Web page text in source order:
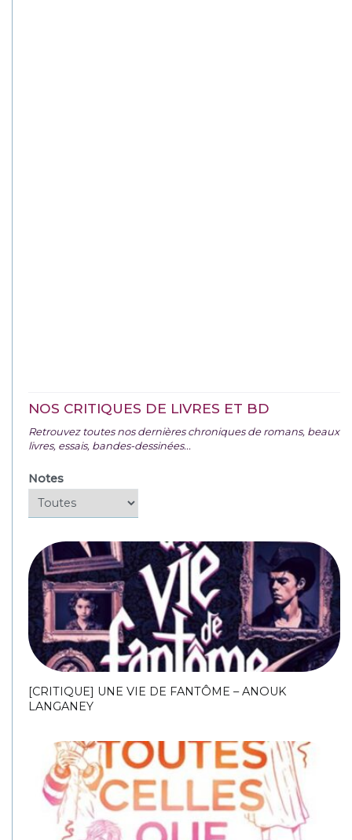
NOS CRITIQUES DE LIVRES ET BD
Retrouvez toutes nos dernières chroniques de romans, beaux
livres, essais, bandes-dessinées...
Notes
[CRITIQUE] UNE VIE DE FANTÔME – ANOUK
LANGANEY